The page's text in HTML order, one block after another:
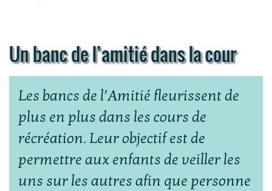
Un banc de l’amitié dans la cour
Les bancs de l’Amitié fleurissent de
plus en plus dans les cours de
récréation. Leur objectif est de
permettre aux enfants de veiller les
uns sur les autres afin que personne